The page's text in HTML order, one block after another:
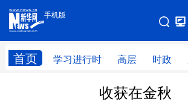
手机版
首页 学习进行时 高层 时政
手机版
网站地图
高层 时政
收获在金秋